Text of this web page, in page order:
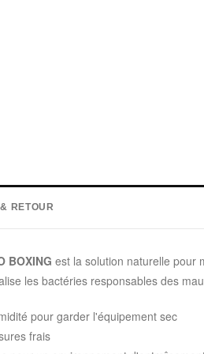
RETOUR
BOXING est la solution naturelle pour
les bactéries responsables des
pour garder l'équipement sec
frais